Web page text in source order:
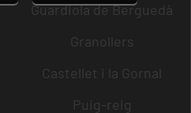
Guardiola de Berguedà
Granollers
Castellet i la Gornal
Puig-reig